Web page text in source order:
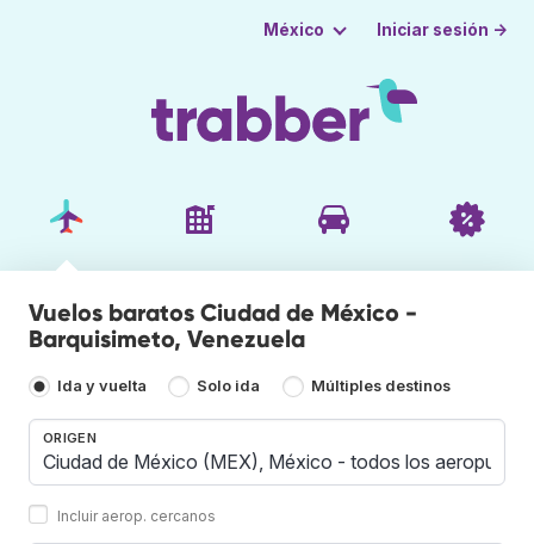
México Iniciar sesión →
Vuelos baratos Ciudad de México -
Barquisimeto, Venezuela
Ida y vuelta Solo ida Múltiples destinos
ORIGEN
Incluir aerop. cercanos